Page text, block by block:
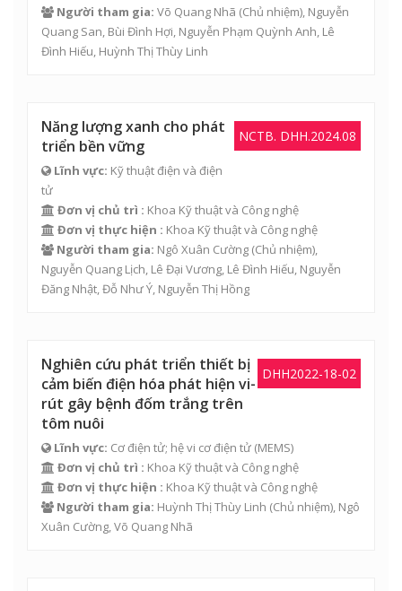
Người tham gia: Võ Quang Nhã (Chủ nhiệm), Nguyễn
Quang San, Bùi Đình Hợi, Nguyễn Phạm Quỳnh Anh, Lê
Đình Hiếu, Huỳnh Thị Thùy Linh
NCTB. DHH.2024.08
Năng lượng xanh cho phát
triển bền vững
Lĩnh vực: Kỹ thuật điện và điện
tử
Đơn vị chủ trì : Khoa Kỹ thuật và Công nghệ
Đơn vị thực hiện : Khoa Kỹ thuật và Công nghệ
Người tham gia: Ngô Xuân Cường (Chủ nhiệm),
Nguyễn Quang Lịch, Lê Đại Vương, Lê Đình Hiếu, Nguyễn
Đăng Nhật, Đỗ Như Ý, Nguyễn Thị Hồng
DHH2022-18-02
Nghiên cứu phát triển thiết bị
cảm biến điện hóa phát hiện vi-
rút gây bệnh đốm trắng trên
tôm nuôi
Lĩnh vực: Cơ điện tử; hệ vi cơ điện tử (MEMS)
Đơn vị chủ trì : Khoa Kỹ thuật và Công nghệ
Đơn vị thực hiện : Khoa Kỹ thuật và Công nghệ
Người tham gia: Huỳnh Thị Thùy Linh (Chủ nhiệm), Ngô
Xuân Cường,Võ Quang Nhã